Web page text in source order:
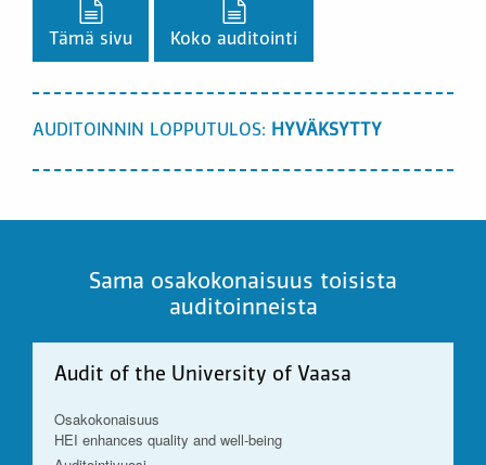
Lataa PDF-versio,
Tämä sivu
Koko auditointi
AUDITOINNIN LOPPUTULOS: HYVÄKSYTTY
Sama osakokonaisuus toisista
auditoinneista
Audit of the University of Vaasa
Osakokonaisuus
HEI enhances quality and well-being